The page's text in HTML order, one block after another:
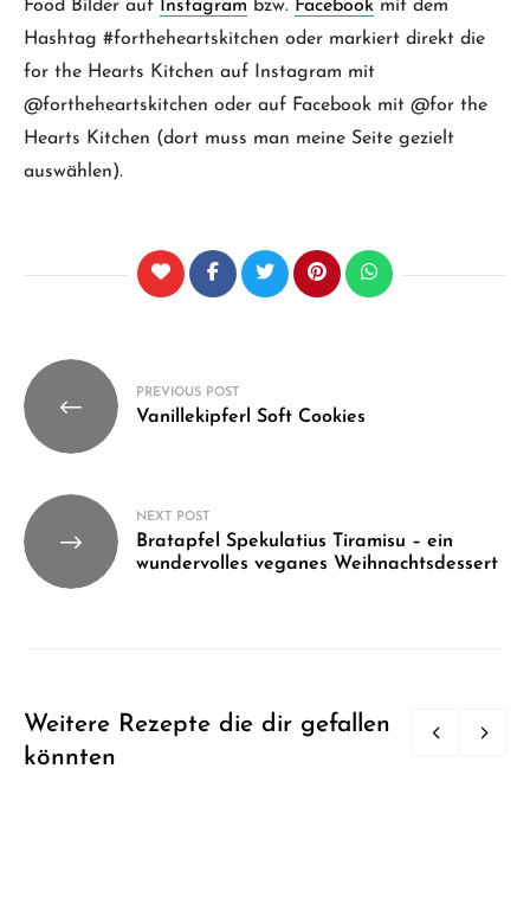
Food Bilder auf Instagram bzw. Facebook mit dem
Hashtag #fortheheartskitchen oder markiert direkt die
for the Hearts Kitchen auf Instagram mit
@fortheheartskitchen oder auf Facebook mit @for the
Hearts Kitchen (dort muss man meine Seite gezielt
auswählen).
Beitragsnavigation
PREVIOUS POST
Vanillekipferl Soft Cookies
NEXT POST
Bratapfel Spekulatius Tiramisu – ein
wundervolles veganes Weihnachtsdessert
Weitere Rezepte die dir gefallen
könnten